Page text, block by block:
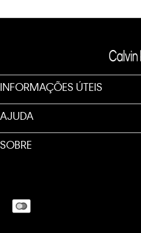
INFORMAÇÕES ÚTEIS
AJUDA
SOBRE